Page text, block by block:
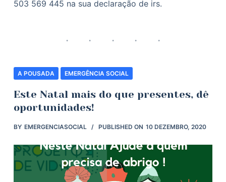
503 569 445 na sua declaração de irs.
A POUSADA EMERGÊNCIA SOCIAL
Este Natal mais do que presentes, dê
oportunidades!
BY EMERGENCIASOCIAL PUBLISHED ON 10 DEZEMBRO, 2020